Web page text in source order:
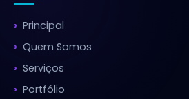
Principal
Quem Somos
Serviços
Portfólio